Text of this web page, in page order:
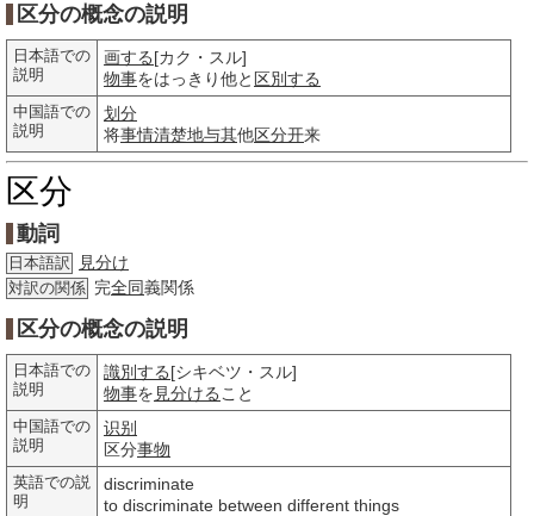
区分の概念の説明
日本語での
説明
画する[カク・スル]
物事をはっきり他と 区別する
中国語での
説明
划分
将事情清楚地与其他区分开来
区分
動詞
日本語訳 見分け
対訳の関係 完全同義関係
区分の概念の説明
日本語での
説明
識別する[シキベツ・スル]
物事を 見分ける こと
中国語での
説明
识别
区分事物
英語での説
明
discriminate
to discriminate between different things